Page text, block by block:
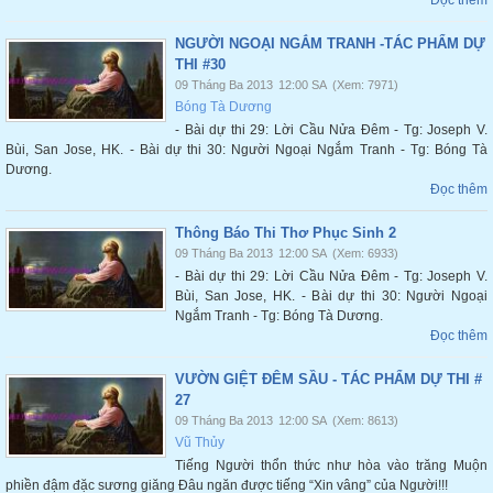
NGƯỜI NGOẠI NGẮM TRANH -TÁC PHẨM DỰ
THI #30
09 Tháng Ba 2013 12:00 SA (Xem: 7971)
Bóng Tà Dương
- Bài dự thi 29: Lời Cầu Nửa Đêm - Tg: Joseph V.
Bùi, San Jose, HK. - Bài dự thi 30: Người Ngoại Ngắm Tranh - Tg: Bóng Tà
Dương.
Đọc thêm
Thông Báo Thi Thơ Phục Sinh 2
09 Tháng Ba 2013 12:00 SA (Xem: 6933)
- Bài dự thi 29: Lời Cầu Nửa Đêm - Tg: Joseph V.
Bùi, San Jose, HK. - Bài dự thi 30: Người Ngoại
Ngắm Tranh - Tg: Bóng Tà Dương.
Đọc thêm
VƯỜN GIỆT ĐÊM SẦU - TÁC PHẨM DỰ THI #
27
09 Tháng Ba 2013 12:00 SA (Xem: 8613)
Vũ Thủy
Tiếng Người thổn thức như hòa vào trăng Muộn
phiền đậm đặc sương giăng Đâu ngăn được tiếng “Xin vâng” của Người!!!